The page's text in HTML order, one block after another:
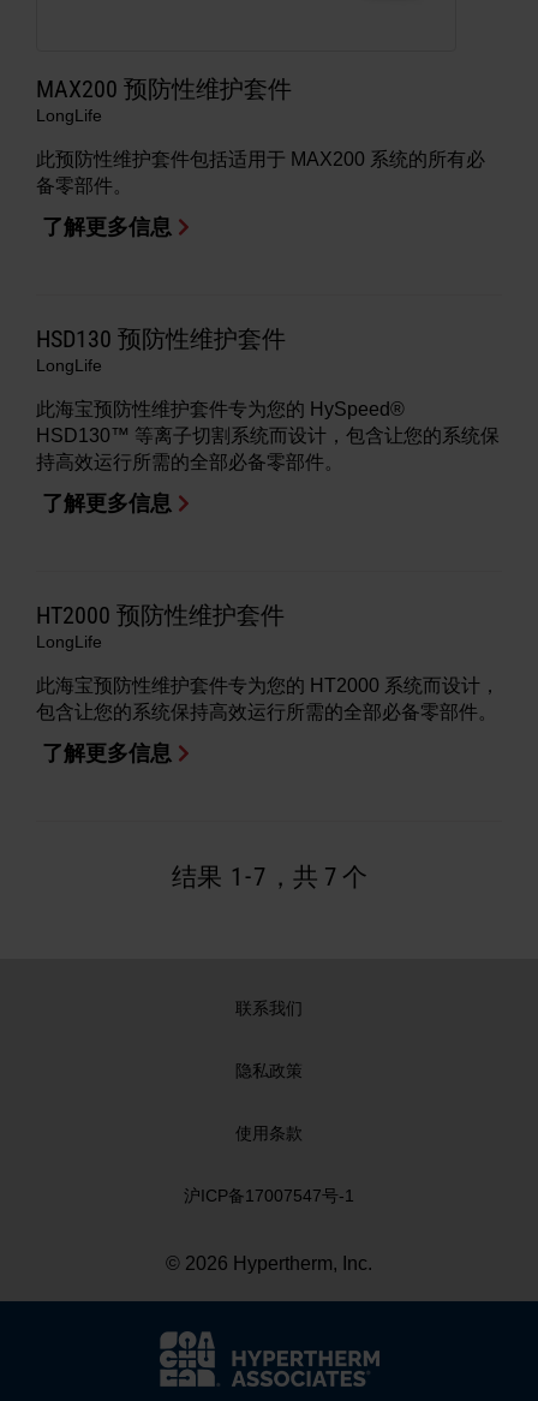
MAX200 预防性维护套件
LongLife
此预防性维护套件包括适用于 MAX200 系统的所有必
备零部件。
了解更多信息
HSD130 预防性维护套件
LongLife
此海宝预防性维护套件专为您的 HySpeed®
HSD130™ 等离子切割系统而设计，包含让您的系统保
持高效运行所需的全部必备零部件。
了解更多信息
HT2000 预防性维护套件
LongLife
此海宝预防性维护套件专为您的 HT2000 系统而设计，
包含让您的系统保持高效运行所需的全部必备零部件。
了解更多信息
结果 1 -7 ，共 7 个
联系我们
隐私政策
使用条款
沪ICP备17007547号-1
© 2026 Hypertherm, Inc.